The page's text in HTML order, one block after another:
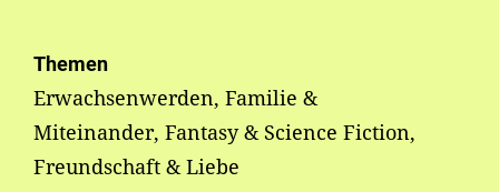
Themen
Erwachsenwerden, Familie &
Miteinander, Fantasy & Science Fiction,
Freundschaft & Liebe